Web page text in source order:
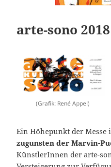
arte-sono 2018
(Grafik: René Appel)
Ein Höhepunkt der Messe
zugunsten der Marvin-
KünstlerInnen der arte-